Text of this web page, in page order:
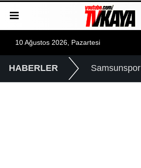
10 Ağustos 2026, Pazartesi
HABERLER Samsunspor